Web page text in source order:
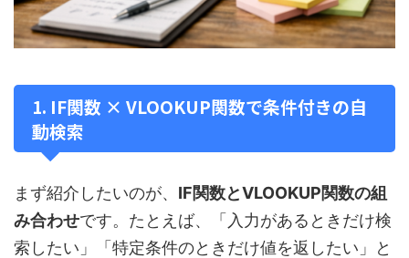
1. IF関数 × VLOOKUP関数で条件付きの自
動検索
まず紹介したいのが、 IF関数とVLOOKUP関数の組
み合わせです。たとえば、「入力があるときだけ検
索したい」「特定条件のときだけ値を返したい」と